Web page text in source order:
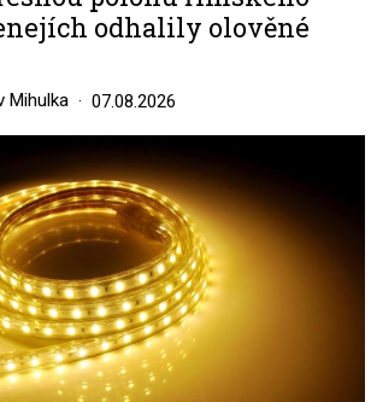
odhalily olověné
Mihulka 07.08.2026